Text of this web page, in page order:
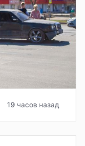
19 часов назад